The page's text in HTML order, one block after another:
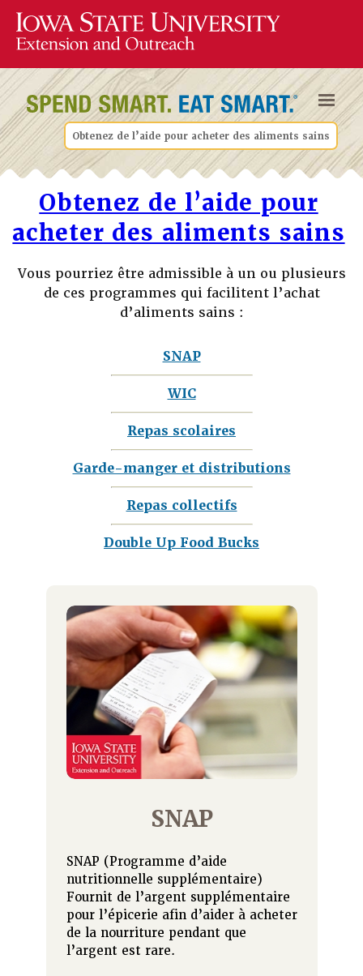
Obtenez de l’aide pour acheter des aliments sains
Obtenez de l’aide pour
acheter des aliments sains
Vous pourriez être admissible à un ou plusieurs
de ces programmes qui facilitent l’achat
d’aliments sains :
SNAP
WIC
Repas scolaires
Garde-manger et distributions
Repas collectifs
Double Up Food Bucks
SNAP
SNAP (Programme d’aide
nutritionnelle supplémentaire)
Fournit de l’argent supplémentaire
pour l’épicerie afin d’aider à acheter
de la nourriture pendant que
l’argent est rare.